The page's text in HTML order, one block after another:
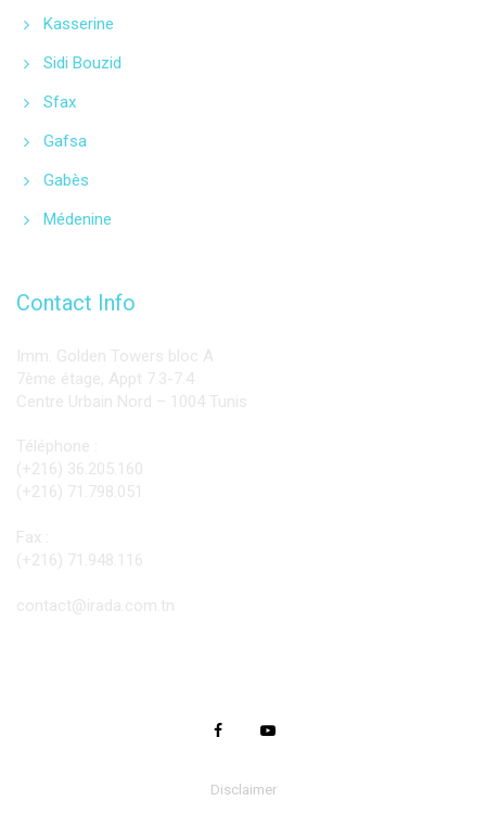
Kasserine
Sidi Bouzid
Sfax
Gafsa
Gabès
Médenine
Contact Info
Imm. Golden Towers bloc A
7ème étage, Appt 7.3-7.4
Centre Urbain Nord – 1004 Tunis
Téléphone :
(+216) 36.205.160
(+216) 71.798.051
Fax :
(+216) 71.948.116
contact@irada.com.tn
Disclaimer